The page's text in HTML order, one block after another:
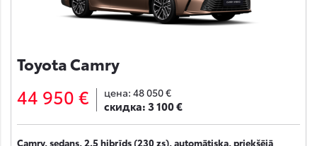
Toyota Camry
44 950 € цена: 48 050 €
скидка:3 100 €
Camry, sedans, 2.5 hibrīds (230 zs), automātiska, priekšējā